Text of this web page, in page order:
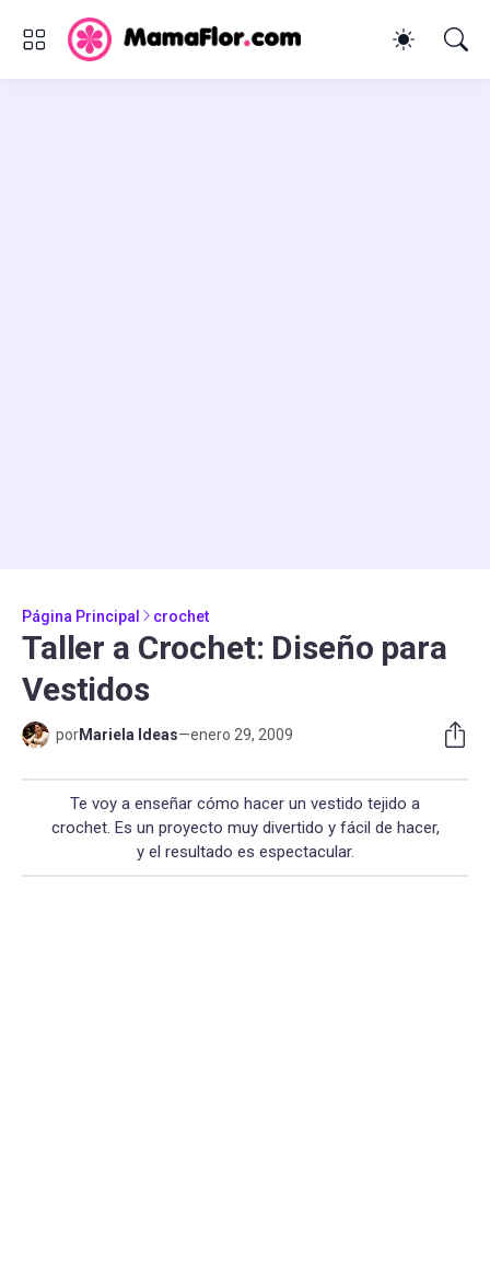
Página Principal crochet
Taller a Crochet: Diseño para
Vestidos
porMariela Ideas—enero 29, 2009
Te voy a enseñar cómo hacer un vestido tejido a
crochet. Es un proyecto muy divertido y fácil de hacer,
y el resultado es espectacular.